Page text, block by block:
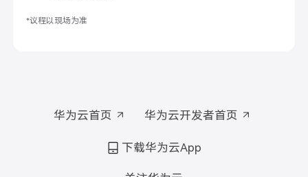
*议程以现场为准
下载华为云App
华为云首页 华为云开发者首页